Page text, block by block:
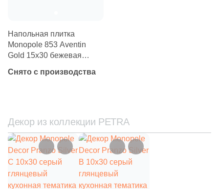
Италия
Прямоугольная
Формы шеврон
Напольная плитка
Monopole 853 Aventin
Gold 15x30 бежевая
Снято с производства
Декор из коллекции PETRA